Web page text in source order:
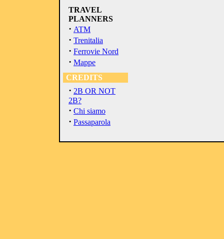
TRAVEL
PLANNERS
· ATM
· Trenitalia
· Ferrovie Nord
· Mappe
CREDITS
· 2B OR NOT
2B?
· Chi siamo
· Passaparola